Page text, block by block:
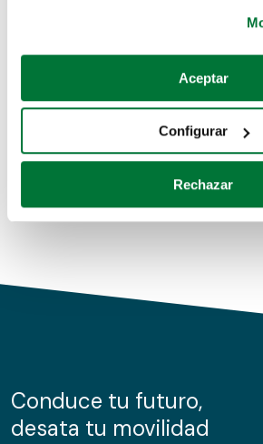
Si lo permite, también quisiéramos:
Recopilar información sobre su
Identificar su dispositivo
para buscar características
Obtenga más información sobre
de cookies.
información sobre el uso que haga del
nuestros partners de redes sociales,
Aceptar
Configurar
Rechazar
Coches de segunda mano
Coches de km0
Conduce tu futuro,
desata tu movilidad